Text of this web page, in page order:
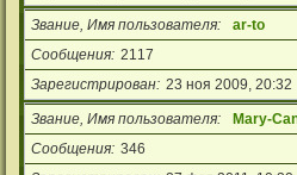
Звание, Имя пользователя
ar-to
Сообщения 2117
Зарегистрирован 23 ноя 2009, 20:32
Звание, Имя пользователя
Mary-
Сообщения 346